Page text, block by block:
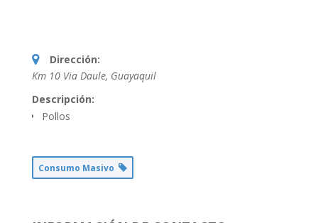
Dirección:
Km 10 Via Daule, Guayaquil
Descripción:
Pollos
Consumo Masivo